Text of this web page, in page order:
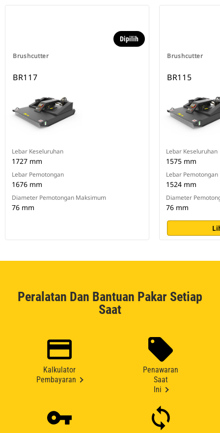
Brushcutter
Dipilih
BR117
Lebar Keseluruhan
1727 mm
Lebar Pemotongan
1676 mm
Diameter Pemotongan Maksimum
76 mm
Brushcutter
BR115
Lebar Keseluruhan
1575 mm
Lebar Pemotongan
1524 mm
Diameter
76 mm
Peralatan Dan Bantuan Pakar Setiap
Saat
Kalkulator
Pembayaran
Penawaran
Saat
Ini